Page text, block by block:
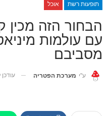
תופעות רשת אוכל
הבחור הזה מכין
עם עולמות
מסביבם
ע"י מערכת הפטריה